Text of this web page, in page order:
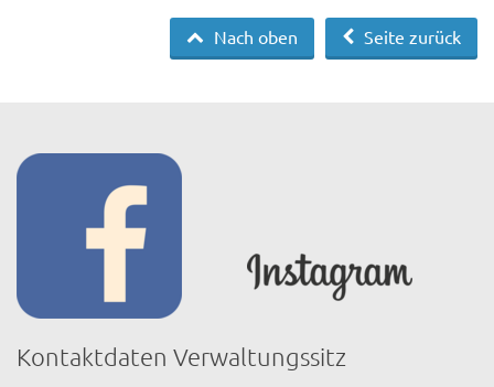
Seite zurück
Nach oben
Kontaktdaten Verwaltungssitz